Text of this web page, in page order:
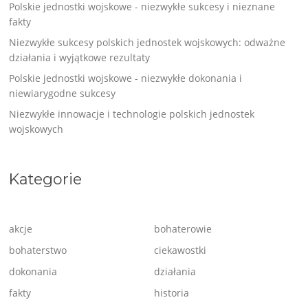
Polskie jednostki wojskowe - niezwykłe sukcesy i nieznane
fakty
Niezwykłe sukcesy polskich jednostek wojskowych: odważne
działania i wyjątkowe rezultaty
Polskie jednostki wojskowe - niezwykłe dokonania i
niewiarygodne sukcesy
Niezwykłe innowacje i technologie polskich jednostek
wojskowych
Kategorie
akcje
bohaterowie
bohaterstwo
ciekawostki
dokonania
działania
fakty
historia